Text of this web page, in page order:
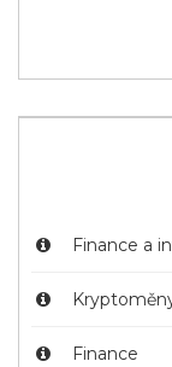
Finance a
Finance